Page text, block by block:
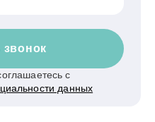
звонок
с
данных